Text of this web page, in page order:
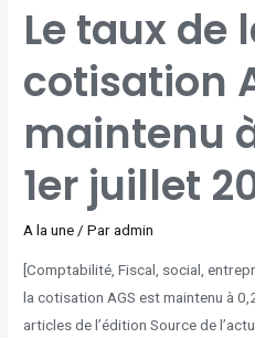
Le taux de
cotisation
maintenu
1er juillet
A la une / Paradmin
[Comptabilité, Fiscal, social,
la cotisation AGS est maintenu à
articles de l’édition Source de
EST
MAINTENU
À
AU
1ER
JUILLET